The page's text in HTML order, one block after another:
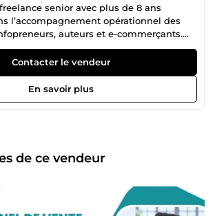
senior avec plus de 8 ans
l’accompagnement opérationnel des
auteurs et e-commerçants.
de mon activité, j’ai eu la chance de
de 200 clients (auteurs, coaches,
et entreprises) sur des projets exigeants,
valeur ajoutée. 🛠️ Mon expertise couvre
e-commerce &amp; infoproduits (email,
&amp; Management (LearnyBox,
➡️ Formatage, édition et gestion
Canva, PDF) 📚 Pourquoi travailler
terrain et fiabilité vérifiée Avec
Contacter le vendeur
En savoir plus
de ce vendeur